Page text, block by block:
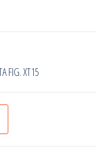
FIG. XT15